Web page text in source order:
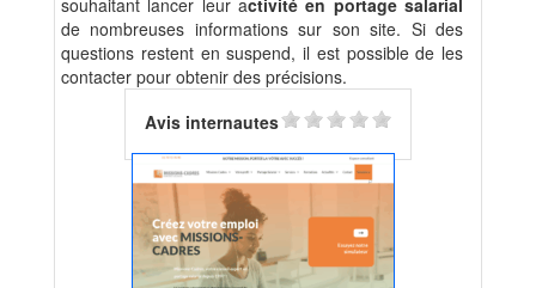
souhaitant lancer leur activité en portage salarial
de nombreuses informations sur son site. Si des
questions restent en suspend, il est possible de les
contacter pour obtenir des précisions.
Avis internautes